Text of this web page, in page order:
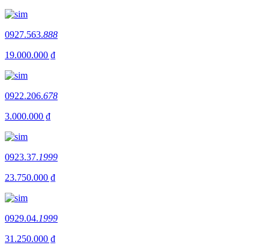
0927.563.888
19.000.000 ₫
0922.206.678
3.000.000 ₫
0923.37.1999
23.750.000 ₫
0929.04.1999
31.250.000 ₫